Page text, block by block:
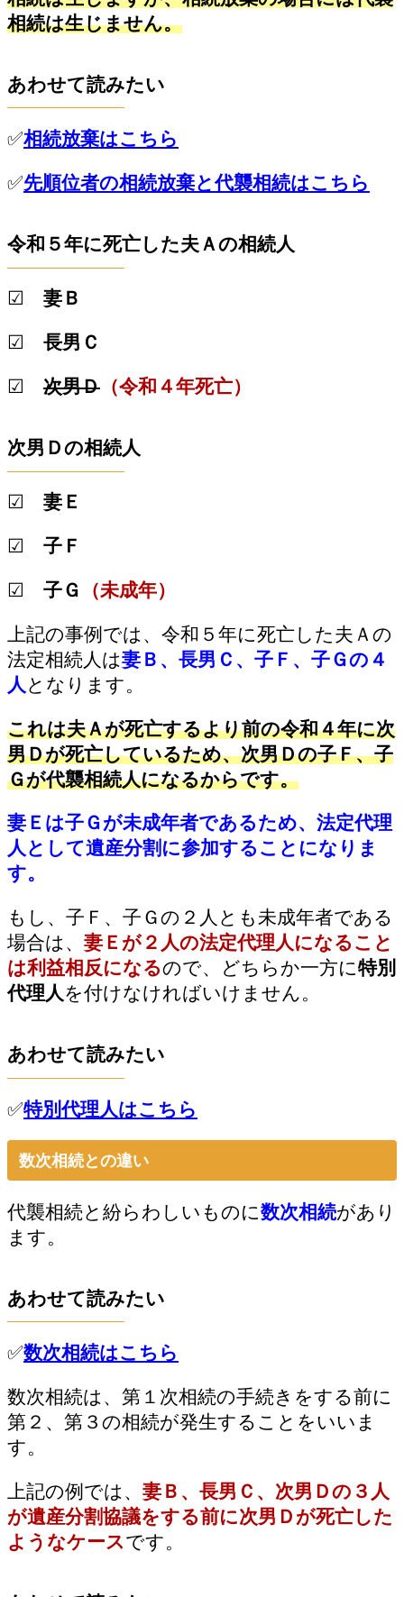
相続は生じません。
あわせて読みたい
✅相続放棄はこちら
✅先順位者の相続放棄と代襲相続はこちら
令和５年に死亡した夫Ａの相続人
☑ 妻Ｂ
☑ 長男Ｃ
☑ 次男Ｄ （令和４年死亡）
次男Ｄの相続人
☑ 妻Ｅ
☑ 子Ｆ
☑ 子Ｇ （未成年）
上記の事例では、令和５年に死亡した夫Ａの
法定相続人は妻Ｂ、長男Ｃ、子Ｆ、子Ｇの４
人 となります。
これは夫Ａが死亡するより前の令和４年に次
男Ｄが死亡しているため、次男Ｄの子Ｆ、子
Ｇが代襲相続人になるからです。
妻Ｅは子Ｇが未成年者であるため、法定代理
人として遺産分割に参加することになりま
す。
もし、子Ｆ、子Ｇの２人とも未成年者である
場合は、 妻Ｅが２人の法定代理人になること
は利益相反になるので、どちらか一方に特別
代理人 を付けなければいけません。
あわせて読みたい
✅特別代理人はこちら
数次相続との違い
代襲相続と紛らわしいものに数次相続があり
ます。
あわせて読みたい
✅数次相続はこちら
数次相続は、第１次相続の手続きをする前に
第２、第３の相続が発生することをいいま
す。
上記の例では、 妻Ｂ、長男Ｃ、次男Ｄの３人
が遺産分割協議をする前に次男Ｄが死亡した
ようなケースです。